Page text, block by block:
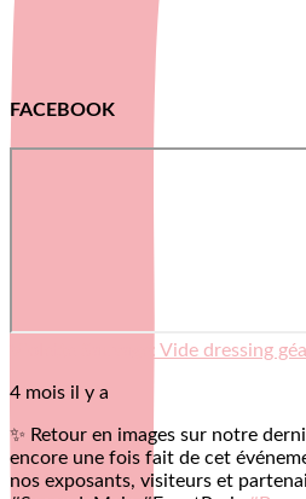
FACEBOOK
Violette Sauvage: Vide dressing
4 mois il y a
✨ Retour en images sur notre
encore une fois fait de cet
nos exposants, visiteurs et